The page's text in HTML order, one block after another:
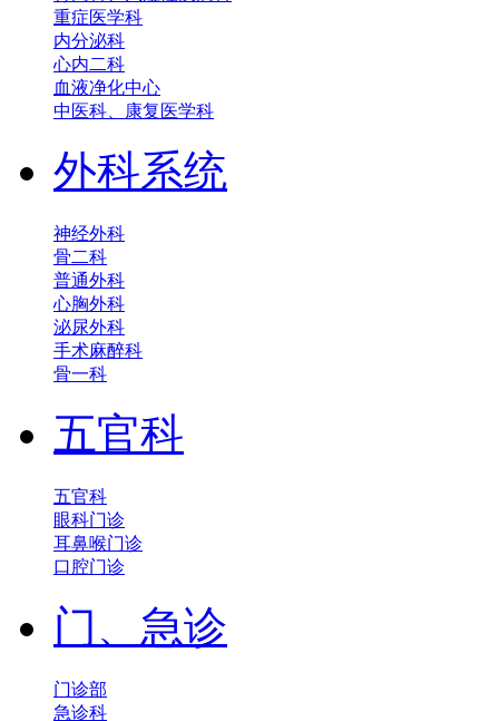
重症医学科
内分泌科
心内二科
血液净化中心
中医科、康复医学科
外科系统
神经外科
骨二科
普通外科
心胸外科
泌尿外科
手术麻醉科
骨一科
五官科
五官科
眼科门诊
耳鼻喉门诊
口腔门诊
门、急诊
门诊部
急诊科